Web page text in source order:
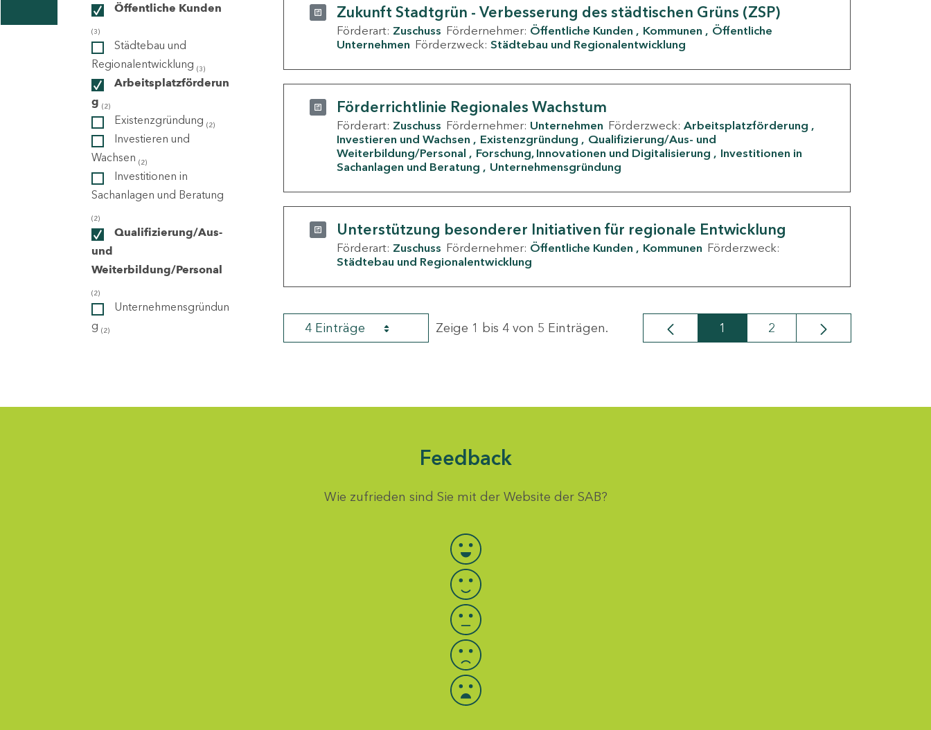
Öffentliche Kunden
(3)
Städtebau und
Regionalentwicklung (3)
Arbeitsplatzförderun
g (2)
Existenzgründung (2)
Investieren und
Wachsen (2)
Investitionen in
Sachanlagen und Beratung
(2)
Qualifizierung/Aus-
und
Weiterbildung/Personal
(2)
Unternehmensgründun
g (2)
Zukunft Stadtgrün - Verbesserung des städtischen Grüns (ZSP)
Förderart: Zuschuss Fördernehmer: Öffentliche Kunden Kommunen
Öffentliche
Unternehmen Förderzweck: Städtebau und Regionalentwicklung
Förderrichtlinie Regionales Wachstum
Förderart: Zuschuss Fördernehmer: Unternehmen Förderzweck: Arbeitsplatzförderung
Investieren und Wachsen
Existenzgründung
Qualifizierung/Aus- und
Weiterbildung/Personal
Forschung, Innovationen und Digitalisierung
Investitionen in
Sachanlagen und Beratung
Unternehmensgründung
Unterstützung besonderer Initiativen für regionale Entwicklung
Förderart: Zuschuss Fördernehmer: Öffentliche Kunden Kommunen Förderzweck:
Städtebau und Regionalentwicklung
4 Einträge Zeige 1 bis 4 von 5 Einträgen. Seite
1 Seite
2
Feedback
Wie zufrieden sind Sie mit der Website der SAB?
Bewertung auswählen